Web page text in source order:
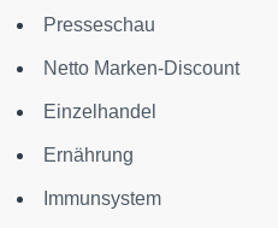
Presseschau
Netto Marken-Discount
Einzelhandel
Ernährung
Immunsystem